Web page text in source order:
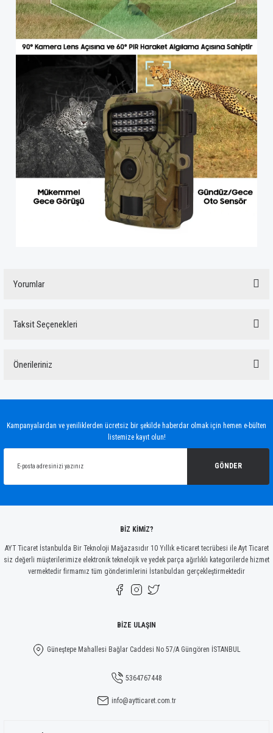
Yorumlar
Taksit Seçenekleri
Önerileriniz
Ürün açıklamasında eksik bilgiler bulunuyor.
Gönder
Kampanyalardan ve yeniliklerden ücretsiz bir şekilde haberdar olmak için hemen e-bülten
listemize kayıt olun!
GÖNDER
BİZ KİMİZ?
AYT Ticaret İstanbulda Bir Teknoloji Mağazasıdır 10 Yıllık e-ticaret tecrübesi ile Ayt Ticaret
siz değerli müşterilerimize elektronik teknelojik ve yedek parça ağırlıklı kategorilerde hizmet
vermektedir firmamız tüm gönderimlerini İstanbuldan gerçekleştirmektedir
BİZE ULAŞIN
Güneştepe Mahallesi Bağlar Caddesi No 57/A Güngören İSTANBUL
5364767448
info@aytticaret.com.tr